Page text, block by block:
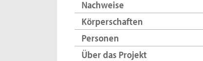
Nachweise
Körperschaften
Personen
Über das Projekt